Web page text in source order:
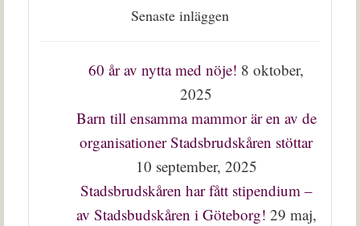
Senaste inläggen
60 år av nytta med nöje! 8 oktober,
2025
Barn till ensamma mammor är en av de
organisationer Stadsbrudskåren stöttar
10 september, 2025
Stadsbrudskåren har fått stipendium –
av Stadsbudskåren i Göteborg! 29 maj,